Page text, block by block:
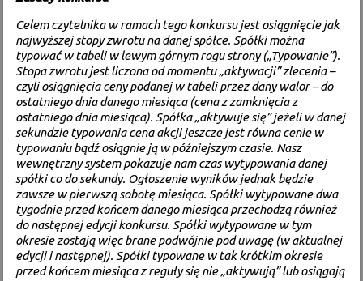
Celem czytelnika w ramach tego konkursu jest osiągnięcie jak
najwyższej stopy zwrotu na danej spółce. Spółki można
typować w tabeli w lewym górnym rogu strony („Typowanie”).
Stopa zwrotu jest liczona od momentu „aktywacji” zlecenia –
czyli osiągnięcia ceny podanej w tabeli przez dany walor – do
ostatniego dnia danego miesiąca (cena z zamknięcia z
ostatniego dnia miesiąca). Spółka „aktywuje się” jeżeli w danej
sekundzie typowania cena akcji jeszcze jest równa cenie w
typowaniu bądź osiągnie ją w późniejszym czasie. Nasz
wewnętrzny system pokazuje nam czas wytypowania danej
spółki co do sekundy. Ogłoszenie wyników jednak będzie
zawsze w pierwszą sobotę miesiąca. Spółki wytypowane dwa
tygodnie przed końcem danego miesiąca przechodzą również
do następnej edycji konkursu. Spółki wytypowane w tym
okresie zostają więc brane podwójnie pod uwagę (w aktualnej
edycji i następnej). Spółki typowane w tak krótkim okresie
przed końcem miesiąca z reguły się nie „aktywują” lub osiągają